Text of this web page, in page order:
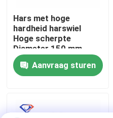
Fabrieksreis
Kwaliteitscontrole
Contacteer ons
nieuws
Hars met hoge
hardheid harswiel
Hoge scherpte
Diameter 150 mm
Ontworpen voor
langdurige prestaties
bij snijden en slijpen
Aanvraag sturen